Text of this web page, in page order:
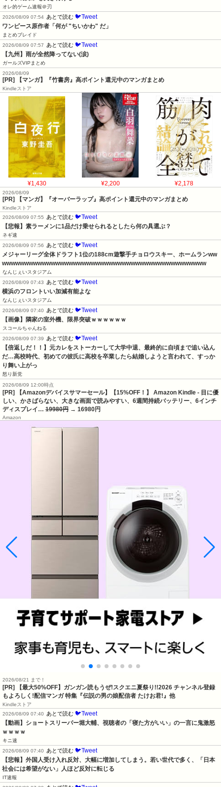
オレ的ゲーム速報＠刃
2026/08/09 07:54 あとで読む 🐦Tweet
ワンピース原作者「何が "ちいかわ" だ」
まとめブレイド
2026/08/09 07:57
あとで読む 🐦Tweet
【九州】雨が全然降ってない(涙)
ガールズVIPまとめ
2026/08/09
[PR] 【マンガ】『竹書房』高ポイント還元中のマンガまとめ
Kindleストア
¥1,430 ¥2,200 ¥2,178
2026/08/09
[PR] 【マンガ】『オーバーラップ』高ポイント還元中のマンガまとめ
Kindleストア
2026/08/09 07:55 あとで読む 🐦Tweet
【悲報】素ラーメンに1品だけ乗せられるとしたら何の具選ぶ？
ネギ速
2026/08/09 07:56 あとで読む 🐦Tweet
メジャーリーグ全体ドラフト1位の188cm遊撃手チョロウスキー、ホームランww
wwwwwwwwwwwwwwwwwwwwwwwwwwwwwwwwwwwwwwwwwwwwww
なんじぇいスタジアム
2026/08/09 07:43 あとで読む 🐦Tweet
横浜のフロントいい加減有能よな
なんじぇいスタジアム
2026/08/09 07:40 あとで読む 🐦Tweet
【画像】隣家の室外機、限界突破ｗｗｗｗｗｗ
スコールちゃんねる
2026/08/09 07:39 あとで読む 🐦Tweet
【倍返しだ！！】元カレをストーカーして大学中退、最終的に自頃まで追い込ん
だ…高校時代、初めての彼氏に高校を卒業したら結婚しようと言われて、すっか
り舞い上がっ
怒り新党
2026/08/09 12:00時点
[PR] 【Amazonデバイスサマーセール】【15%OFF！】 Amazon Kindle - 目に優
しい、かさばらない、大きな画面で読みやすい、6週間持続バッテリー、6インチ
ディスプレイ… 19980円 → 16980円
Amazon
2026/08/21 まで！
[PR] 【最大50%OFF】ガンガン読もうぜ!スクエニ夏祭り!!2026 チャンネル登録
もよろしく!配信マンガ 特集『伝説の男の娘配信者 たけお君!』他
Kindleストア
2026/08/09 07:40 あとで読む 🐦Tweet
【動画】ショートスリーパー堀大輔、視聴者の「寝た方がいい」の一言に鬼激怒
ｗｗｗｗ
キニ速
2026/08/09 07:40 あとで読む 🐦Tweet
【悲報】外国人受け入れ反対、大幅に増加してしまう。若い世代で多く、「日本
社会には希望がない」人ほど反対に転じる
IT速報